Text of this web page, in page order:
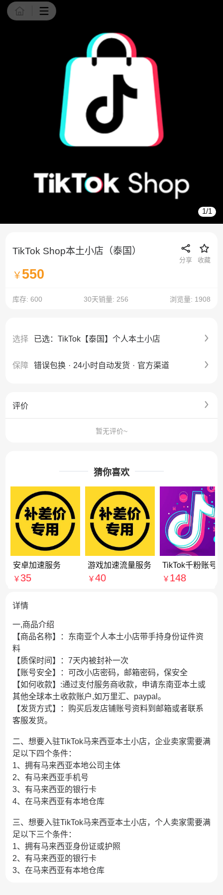
1/1
TikTok Shop本土小店（泰国）
分享 收藏
￥ 550
库存: 600 30天销量: 256 浏览量: 1908
选择 已选：TikTok【泰国】个人本土小店
保障 错误包换 · 24小时自动发货 · 官方渠道
评价
暂无评价~
猜你喜欢
安卓加速服务
￥ 35
游戏加速流量服务
￥40
￥ 148
详情
一,商品介绍
【商品名称】：东南亚个人本土小店带手持身份证件资
料
【质保时间】：7天内被封补一次
【账号安全】：可改小店密码，邮箱密码，保安全
【如何收款】:通过支付服务商收款，申请东南亚本土或
其他全球本土收款账户,如万里汇、paypal。
【发货方式】：购买后发店铺账号资料到邮箱或者联系
客服发货。
二、想要入驻TikTok马来西亚本土小店，企业卖家需要满
足以下四个条件：
1、拥有马来西亚本地公司主体
2、有马来西亚手机号
3、有马来西亚的银行卡
4、在马来西亚有本地仓库
三、想要入驻TikTok马来西亚本土小店，个人卖家需要满
足以下三个条件：
1、拥有马来西亚身份证或护照
2、有马来西亚的银行卡
3、在马来西亚有本地仓库